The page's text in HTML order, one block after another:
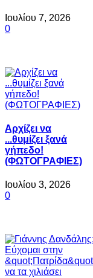
Ιουλίου 7, 2026
0
Αρχίζει να
...θυμίζει ξανά
γήπεδο!
(ΦΩΤΟΓΡΑΦΙΕΣ)
Ιουλίου 3, 2026
0